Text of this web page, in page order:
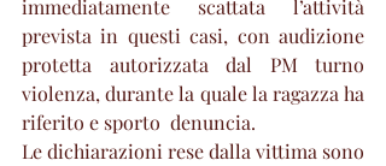
immediatamente scattata l’attività
prevista in questi casi, con audizione
protetta autorizzata dal PM turno
violenza, durante la quale la ragazza ha
riferito e sporto  denuncia.
Le dichiarazioni rese dalla vittima sono